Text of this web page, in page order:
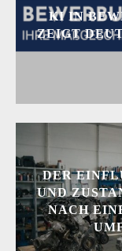
KI IN
ZEIGT
DER
UND
NACH